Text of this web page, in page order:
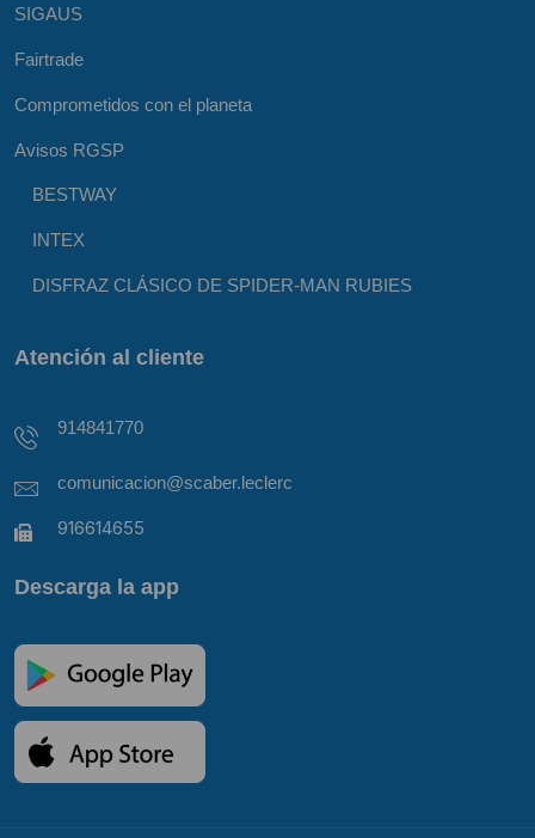
SIGAUS
Fairtrade
Comprometidos con el planeta
Avisos RGSP
BESTWAY
INTEX
DISFRAZ CLÁSICO DE SPIDER-MAN RUBIES
Atención al cliente
914841770
comunicacion@scaber.leclerc
916614655
Descarga la app